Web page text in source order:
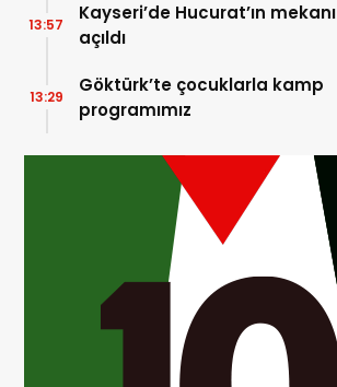
Kayseri’de Hucurat’ın mekanı
açıldı
13:57
Göktürk’te çocuklarla kamp
programımız
13:29